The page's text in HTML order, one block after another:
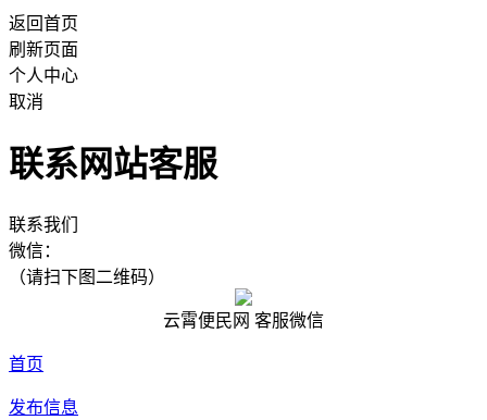
返回首页
刷新页面
个人中心
取消
联系网站客服
联系我们
微信：
（请扫下图二维码）
云霄便民网 客服微信
首页
发布信息